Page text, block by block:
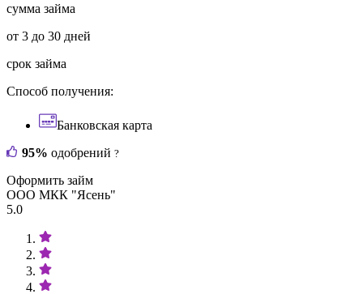
сумма займа
от 3 до 30 дней
срок займа
Способ получения:
Банковская карта
95% одобрений ?
Оформить займ
ООО МКК "Ясень"
5.0